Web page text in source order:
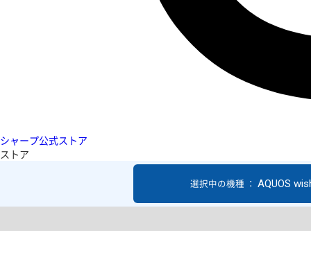
シャープ公式ストア
ストア
選択中の機種 ： AQUOS